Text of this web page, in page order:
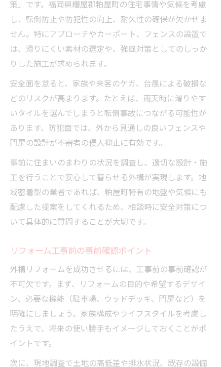
策」です。福岡県糟屋郡粕屋町の住宅事情や気候を考慮
し、転倒防止や防犯性の向上、耐久性の確保が欠かせま
せん。特にアプローチやカーポート、フェンスの設置で
は、滑りにくい素材の選定や、強風対策としてのしっか
りした施工が求められます。
安全面を怠ると、家族や来客のケガ、台風による破損な
どのリスクが高まります。たとえば、雨天時に滑りやす
いタイルを選んでしまうと転倒事故につながる可能性が
あります。防犯面では、外から見通しの良いフェンスや
門扉の設計が不審者の侵入抑止に有効です。
事前に住まいのまわりの状況を調査し、適切な設計・施
工を行うことで安心して暮らせる外構が実現します。地
域密着型の業者であれば、粕屋町特有の地盤や気候にも
配慮した提案をしてくれるため、相談時に安全対策につ
いて具体的に質問することが大切です。
リフォーム工事前の事前確認ポイント
外構リフォームを成功させるには、工事前の事前確認が
不可欠です。まず、リフォームの目的や希望するデザイ
ン、必要な機能（駐車場、ウッドデッキ、門扉など）を
明確にしましょう。家族構成やライフスタイルを考慮し
たうえで、将来の使い勝手もイメージしておくことがポ
イントです。
次に、現地調査で土地の高低差や排水状況、既存の設備